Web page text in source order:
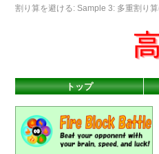
割り算を避ける: Sample 3: 多重割り
トップ